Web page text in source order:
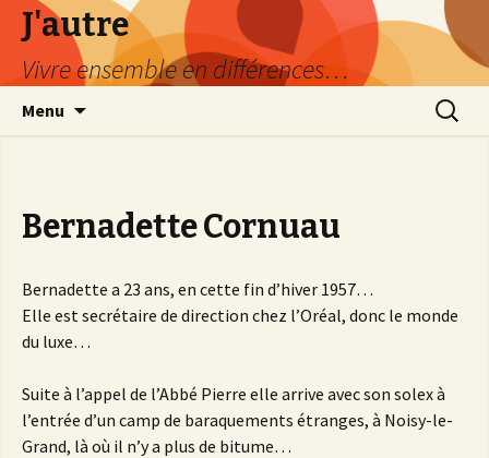
J'autre
Vivre ensemble en différences…
Menu
Bernadette Cornuau
Bernadette a 23 ans, en cette fin d’hiver 1957…
Elle est secrétaire de direction chez l’Oréal, donc le monde
du luxe…
Suite à l’appel de l’Abbé Pierre elle arrive avec son solex à
l’entrée d’un camp de baraquements étranges, à Noisy-le-
Grand, là où il n’y a plus de bitume…